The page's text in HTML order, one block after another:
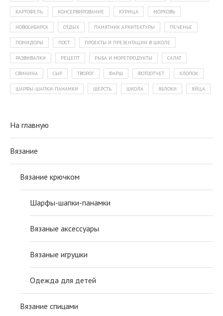
КАРТОФЕЛЬ КОНСЕРВИРОВАНИЕ КУРИЦА МОРКОВЬ
НОВОСИБИРСК ОТДЫХ ПАМЯТНИК АРХИТЕКТУРЫ ПЕЧЕНЬЕ
ПОМИДОРЫ ПОСТ ПРОЕКТЫ И ПРЕЗЕНТАЦИИ В ШКОЛЕ
РАЗВИВАЛКИ РЕЦЕПТ РЫБА И МОРЕПРОДУКТЫ САЛАТ
СВИНИНА СЫР ТВОРОГ ФАРШ ФОТООТЧЕТ ХЛОПОК
ШАРФЫ-ШАПКИ-ПАНАМКИ ШЕРСТЬ ШКОЛА ЯБЛОКИ ЯЙЦА
На главную
Вязание
Вязание крючком
Шарфы-шапки-панамки
Вязаные аксессуары
Вязаные игрушки
Одежда для детей
Вязание спицами